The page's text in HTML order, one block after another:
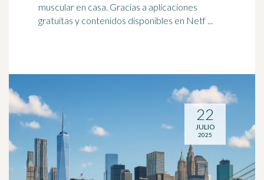
muscular en casa. Gracias a aplicaciones
gratuitas y contenidos disponibles en Netf ...
22
JULIO
2025